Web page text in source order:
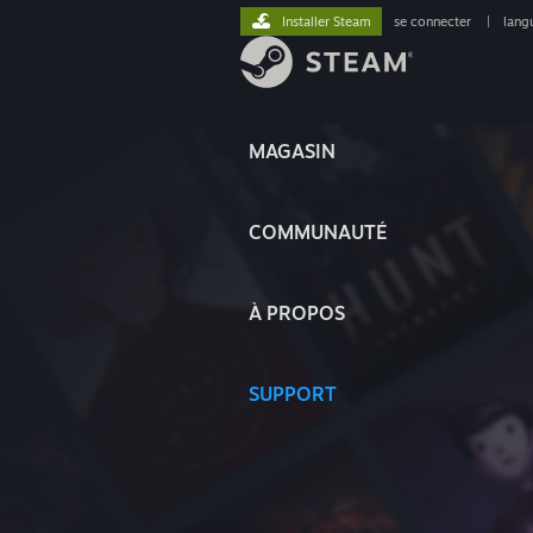
MAGASIN
COMMUNAUTÉ
À PROPOS
SUPPORT
Installer Steam se connecter